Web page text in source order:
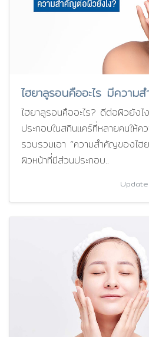
ไฮยาลูรอนคืออะไร มีความ
ไฮยาลูรอนคืออะไร? ดีต่อผิวยังไ
ประกอบในสกินแคร์ที่หลายคนให้
รวบรวมเอา “ความสำคัญของไ
ผิวหน้าที่มีส่วนประกอบ..